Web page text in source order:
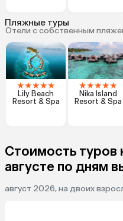
Пляжные туры
Отели с собственным
★★★★★
Lily Beach
Resort & Spa
★★★★★
Nika Island
Resort & Spa
Стоимость туров
августе по дням
август 2026, на двоих